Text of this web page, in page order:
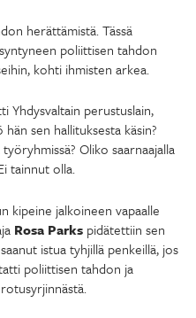
herättämistä. Tässä
poliittisen tahdon
kohti ihmisten arkea.
Yhdysvaltain perustuslain,
sen hallituksesta käsin?
Oliko saarnaajalla
tainnut olla.
kipeine jalkoineen vapaalle
Rosa Parks pidätettiin sen
istua tyhjillä penkeillä, jos
poliittisen tahdon ja